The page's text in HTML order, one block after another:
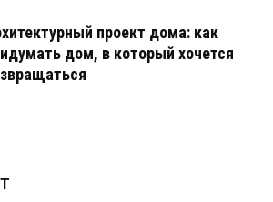
проект дома: как
дом, в который хочется